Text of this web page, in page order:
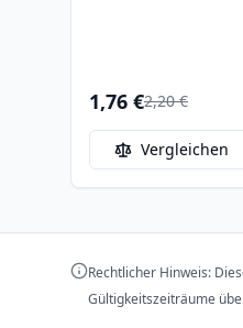
1,76 €2,20 €
Vergleichen
Rechtlicher Hinweis:
Gültigkeitszeiträume